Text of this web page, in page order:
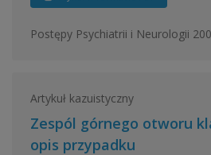
Postępy Psychiatrii i Neurologii
Artykuł kazuistyczny
Zespól górnego otworu
opis przypadku